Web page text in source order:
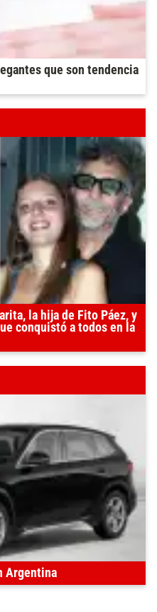
que son tendencia
la hija de Fito Páez, y
conquistó a todos en la
Argentina